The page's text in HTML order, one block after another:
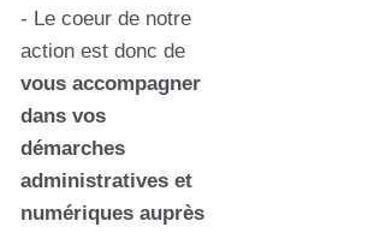
- Le coeur de notre
action est donc de
vous accompagner
dans vos
démarches
administratives et
numériques auprès